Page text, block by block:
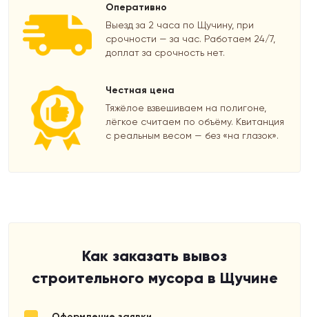
Оперативно
Выезд за 2 часа по Щучину, при
срочности — за час. Работаем 24/7,
доплат за срочность нет.
Честная цена
Тяжёлое взвешиваем на полигоне,
лёгкое считаем по объёму. Квитанция
с реальным весом — без «на глазок».
Как заказать вывоз
строительного мусора в Щучине